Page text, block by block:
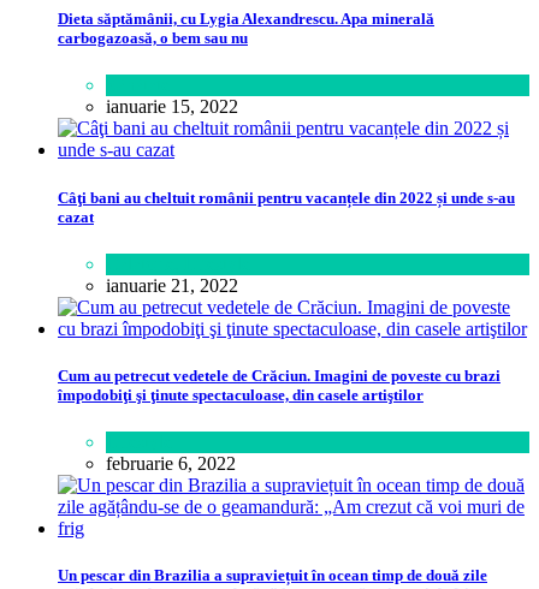
Dieta săptămânii, cu Lygia Alexandrescu. Apa minerală
carbogazoasă, o bem sau nu
ianuarie 15, 2022
Câţi bani au cheltuit românii pentru vacanțele din 2022 și unde s-au
cazat
ianuarie 21, 2022
Cum au petrecut vedetele de Crăciun. Imagini de poveste cu brazi
împodobiţi şi ţinute spectaculoase, din casele artiştilor
februarie 6, 2022
Un pescar din Brazilia a supraviețuit în ocean timp de două zile